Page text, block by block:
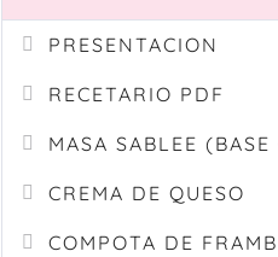
PRESENTACION
RECETARIO PDF
MASA SABLEE (BASE
CREMA DE QUESO
COMPOTA DE